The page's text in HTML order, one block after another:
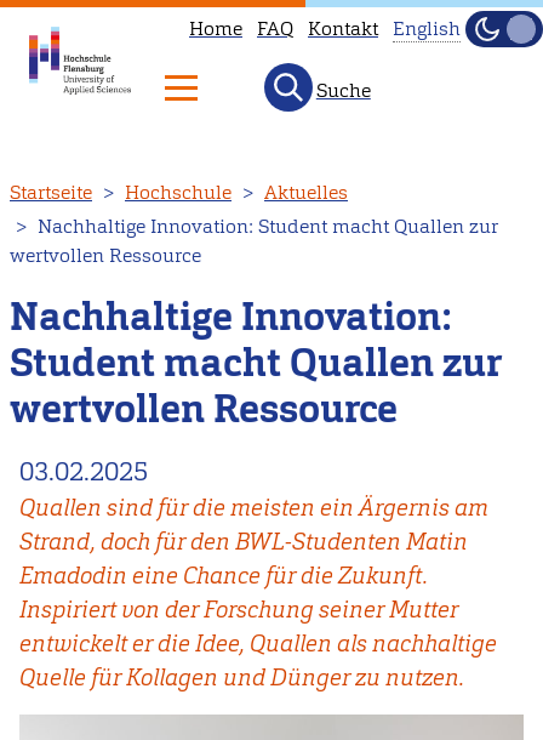
zum
Inhalt
Home FAQ Kontakt
available
English.
Head
to
page
instead.
English
Hell
Suche
Startseite Hochschule
Aktuelles
Nachhaltige Innovation: Student macht Quallen zur
wertvollen Ressource
Nachhaltige Innovation:
Student macht Quallen zur
wertvollen Ressource
03.02.2025
Quallen sind für die meisten ein Ärgernis am
Strand, doch für den BWL-Studenten Matin
Emadodin eine Chance für die Zukunft.
Inspiriert von der Forschung seiner Mutter
entwickelt er die Idee, Quallen als nachhaltige
Quelle für Kollagen und Dünger zu nutzen.